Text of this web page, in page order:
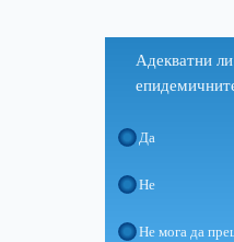
Адекватни ли
Да
Не
Не мога да